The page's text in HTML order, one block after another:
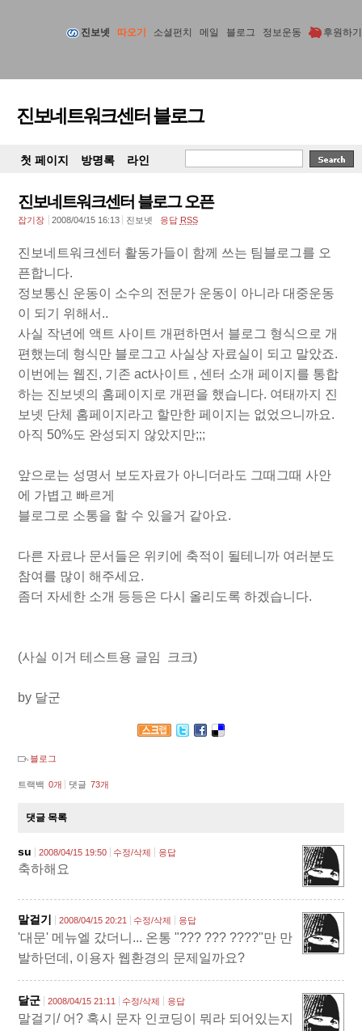
진보넷 따오기 소셜펀치 메일 블로그 정보운동 후원하기
진보네트워크센터 블로그
첫 페이지 방명록 라인
진보네트워크센터 블로그 오픈
잡기장 2008/04/15 16:13 진보넷 응답 RSS
진보네트워크센터 활동가들이 함께 쓰는 팀블로그를 오
픈합니다.
정보통신 운동이 소수의 전문가 운동이 아니라 대중운동
이 되기 위해서..
사실 작년에 액트 사이트 개편하면서 블로그 형식으로 개
편했는데 형식만 블로그고 사실상 자료실이 되고 말았죠.
이번에는 웹진, 기존 act사이트 , 센터 소개 페이지를 통합
하는 진보넷의 홈페이지로 개편을 했습니다. 여태까지 진
보넷 단체 홈페이지라고 할만한 페이지는 없었으니까요.
아직 50%도 완성되지 않았지만;;;
앞으로는 성명서 보도자료가 아니더라도 그때그때 사안
에 가볍고 빠르게
블로그로 소통을 할 수 있을거 같아요.
다른 자료나 문서들은 위키에 축적이 될테니까 여러분도
참여를 많이 해주세요.
좀더 자세한 소개 등등은 다시 올리도록 하겠습니다.
(사실 이거 테스트용 글임 크크)
by 달군
블로그
트랙백 0개 댓글 73개
댓글 목록
su 2008/04/15 19:50 수정/삭제 응답
축하해요
말걸기 2008/04/15 20:21 수정/삭제 응답
'대문' 메뉴엘 갔더니... 온통 "??? ??? ????"만 만
발하던데, 이용자 웹환경의 문제일까요?
달군 2008/04/15 21:11 수정/삭제 응답
말걸기/ 어? 혹시 문자 인코딩이 뭐라 되어있는지